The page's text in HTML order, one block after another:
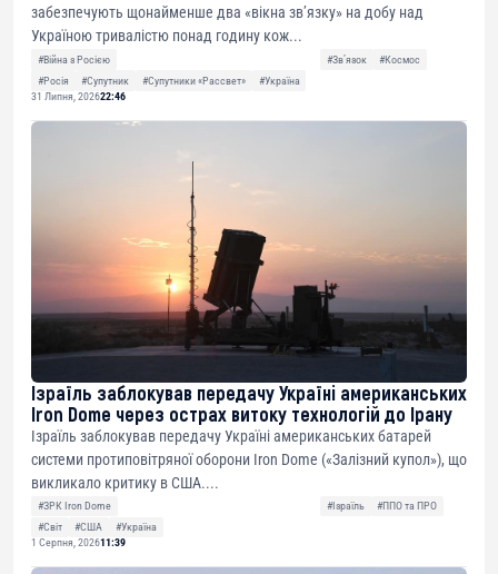
забезпечують щонайменше два «вікна зв’язку» на добу над
Україною тривалістю понад годину кож...
#Війна з Росією #Звʼязок
#Космос
#Росія
#Супутник #Супутники «Рассвет»
#Україна
31 Липня, 202622:46
Ізраїль заблокував передачу Україні американських
Iron Dome через острах витоку технологій до Ірану
Ізраїль заблокував передачу Україні американських батарей
системи протиповітряної оборони Iron Dome («Залізний купол»), що
викликало критику в США....
#ЗРК Iron Dome #Ізраїль
#ППО та ПРО
#Світ
#США
#Україна
1 Серпня, 202611:39